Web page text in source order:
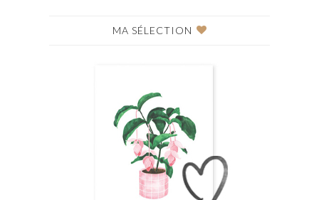
MA SÉLECTION